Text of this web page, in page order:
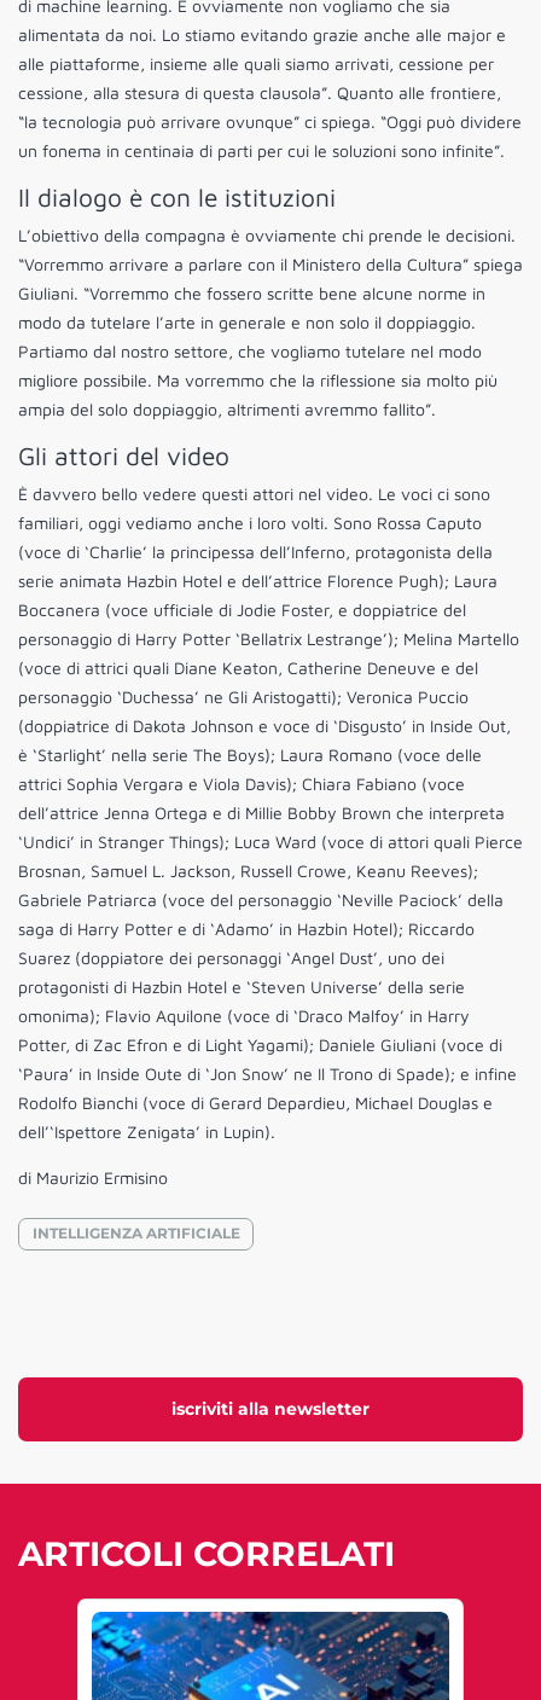
iscriviti alla newsletter
di machine learning. E ovviamente non vogliamo che sia
alimentata da noi. Lo stiamo evitando grazie anche alle major e
alle piattaforme, insieme alle quali siamo arrivati, cessione per
cessione, alla stesura di questa clausola”. Quanto alle frontiere,
“la tecnologia può arrivare ovunque” ci spiega. “Oggi può dividere
un fonema in centinaia di parti per cui le soluzioni sono infinite”.
Il dialogo è con le istituzioni
L’obiettivo della compagna è ovviamente chi prende le decisioni.
“Vorremmo arrivare a parlare con il Ministero della Cultura” spiega
Giuliani. “Vorremmo che fossero scritte bene alcune norme in
modo da tutelare l’arte in generale e non solo il doppiaggio.
Partiamo dal nostro settore, che vogliamo tutelare nel modo
migliore possibile. Ma vorremmo che la riflessione sia molto più
ampia del solo doppiaggio, altrimenti avremmo fallito”.
Gli attori del video
È davvero bello vedere questi attori nel video. Le voci ci sono
familiari, oggi vediamo anche i loro volti. Sono Rossa Caputo
(voce di ‘Charlie’ la principessa dell’Inferno, protagonista della
serie animata Hazbin Hotel e dell’attrice Florence Pugh); Laura
Boccanera (voce ufficiale di Jodie Foster, e doppiatrice del
personaggio di Harry Potter ‘Bellatrix Lestrange’); Melina Martello
(voce di attrici quali Diane Keaton, Catherine Deneuve e del
personaggio ‘Duchessa’ ne Gli Aristogatti); Veronica Puccio
(doppiatrice di Dakota Johnson e voce di ‘Disgusto’ in Inside Out,
è ‘Starlight’ nella serie The Boys); Laura Romano (voce delle
attrici Sophia Vergara e Viola Davis); Chiara Fabiano (voce
dell’attrice Jenna Ortega e di Millie Bobby Brown che interpreta
‘Undici’ in Stranger Things); Luca Ward (voce di attori quali Pierce
Brosnan, Samuel L. Jackson, Russell Crowe, Keanu Reeves);
Gabriele Patriarca (voce del personaggio ‘Neville Paciock’ della
saga di Harry Potter e di ‘Adamo’ in Hazbin Hotel); Riccardo
Suarez (doppiatore dei personaggi ‘Angel Dust’, uno dei
protagonisti di Hazbin Hotel e ‘Steven Universe’ della serie
omonima); Flavio Aquilone (voce di ‘Draco Malfoy’ in Harry
Potter, di Zac Efron e di Light Yagami); Daniele Giuliani (voce di
‘Paura’ in Inside Oute di ‘Jon Snow’ ne Il Trono di Spade); e infine
Rodolfo Bianchi (voce di Gerard Depardieu, Michael Douglas e
dell’‘Ispettore Zenigata’ in Lupin).
di Maurizio Ermisino
INTELLIGENZA ARTIFICIALE
ARTICOLI CORRELATI